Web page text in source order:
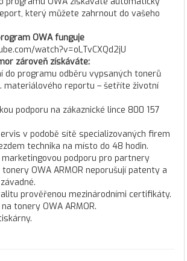
který můžete zahrnout do vašeho
OWA funguje
watch?v=oLTvCXQd2jU
zároveň získáváte:
do programu odběru vypsaných tonerů
materiálového reportu – šetříte životní
podporu na zákaznické lince 800 157
v podobě sítě specializovaných firem
technika na místo do 48 hodin.
marketingovou podporu pro partnery
tonery OWA ARMOR neporušují patenty a
prověřenou mezinárodními certifikáty.
tonery OWA ARMOR.